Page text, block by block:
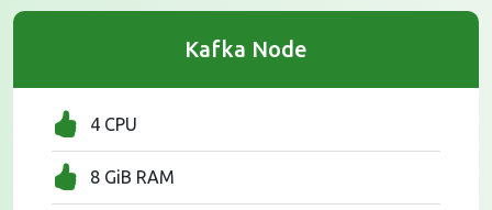
Kafka Node
4 CPU
8 GiB RAM